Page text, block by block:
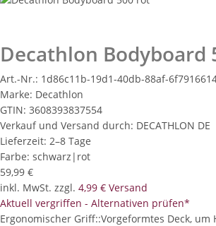
Decathlon Bodyboard
Art.-Nr.: 1d86c11b-19d1-40db-88af-
Marke: Decathlon
GTIN: 3608393837554
Verkauf und Versand durch: DECATHLON DE
Lieferzeit: 2–8 Tage
Farbe: schwarz|rot
59,99 €
inkl. MwSt. zzgl. 4,99 € Versand
Aktuell vergriffen - Alternativen prüfen*
Ergonomischer Griff::Vorgeformtes Deck, um